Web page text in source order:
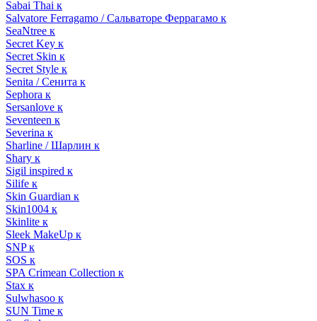
Sabai Thai к
Salvatore Ferragamo / Сальваторе Феррагамо к
SeaNtree к
Secret Key к
Secret Skin к
Secret Style к
Senita / Сенита к
Sephora к
Sersanlove к
Seventeen к
Severina к
Sharline / Шарлин к
Shary к
Sigil inspired к
Silife к
Skin Guardian к
Skin1004 к
Skinlite к
Sleek MakeUp к
SNP к
SOS к
SPA Crimean Collection к
Stax к
Sulwhasoo к
SUN Time к